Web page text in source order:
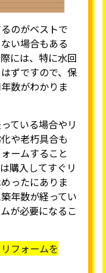
のがベストで
い場合もある
には、特に水回
ずですので、保
数がわかりま
ている場合やリ
や老朽具合も
ームすること
購入してすぐリ
ったにありま
年数が経ってい
が必要になるこ
フォームを